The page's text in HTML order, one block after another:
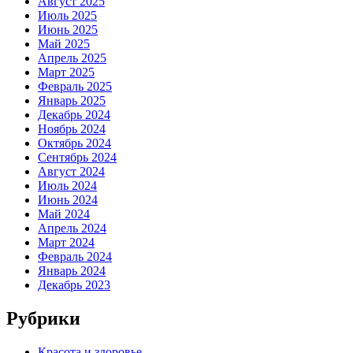
Июль 2025
Июнь 2025
Май 2025
Апрель 2025
Март 2025
Февраль 2025
Январь 2025
Декабрь 2024
Ноябрь 2024
Октябрь 2024
Сентябрь 2024
Август 2024
Июль 2024
Июнь 2024
Май 2024
Апрель 2024
Март 2024
Февраль 2024
Январь 2024
Декабрь 2023
Рубрики